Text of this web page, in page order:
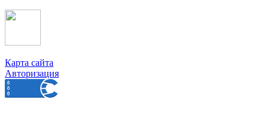
Карта сайта
Авторизация